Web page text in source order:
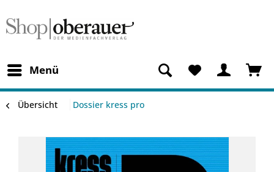
Menü
Übersicht Dossier kress pro